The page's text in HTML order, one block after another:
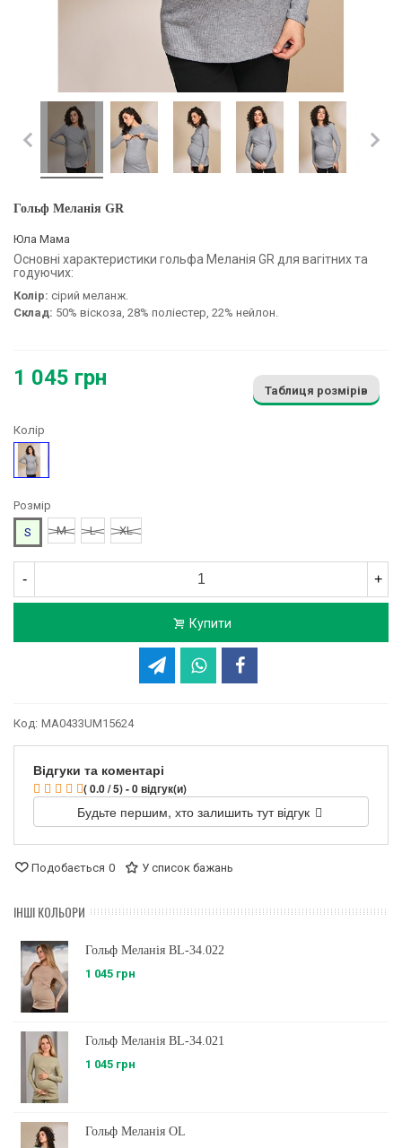
Гольф Меланія GR
Юла Мама
Основні характеристики гольфа Меланія GR для вагітних та
годуючих:
Колір: сірий меланж.
Склад: 50% віскоза, 28% поліестер, 22% нейлон.
1 045 грн
Таблиця розмірів
Колір
Сірий
Розмір
S
M L XL
- +
Купити
Код: MA0433UM15624
Відгуки та коментарі
( 0.0 / 5) - 0 відгук(и)
Будьте першим, хто залишить тут відгук
Подобається 0 У список бажань
ІНШІ КОЛЬОРИ
Гольф Меланія BL-34.022
1 045 грн
Гольф Меланія BL-34.021
1 045 грн
Гольф Меланія OL